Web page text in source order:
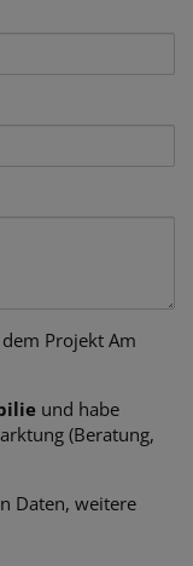
Projekt Am
und habe
(Beratung,
Daten, weitere